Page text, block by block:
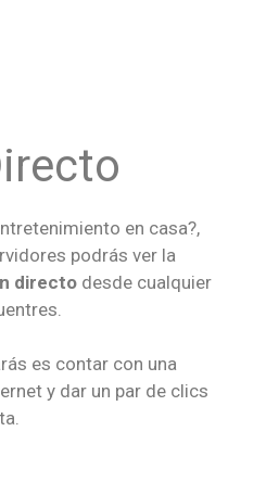
en casa?,
podrás ver la
directo desde cualquier
es contar con una
y dar un par de clics